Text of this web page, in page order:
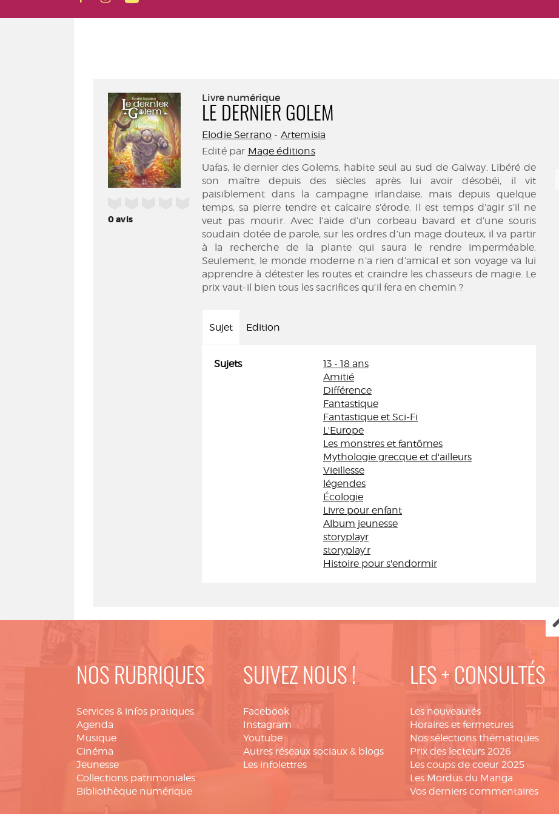
0avis
Livre numérique
LE DERNIER GOLEM
Elodie Serrano - Artemisia
Edité par Mage éditions
Uafas, le dernier des Golems, habite seul au sud de Galway. Libéré de
son maître depuis des siècles après lui avoir désobéi, il vit
paisiblement dans la campagne irlandaise, mais depuis quelque
temps, sa pierre tendre et calcaire s’érode. Il est temps d’agir s’il ne
veut pas mourir. Avec l’aide d’un corbeau bavard et d’une souris
soudain dotée de parole, sur les ordres d’un mage douteux, il va partir
à la recherche de la plante qui saura le rendre imperméable.
Seulement, le monde moderne n’a rien d’amical et son voyage va lui
apprendre à détester les routes et craindre les chasseurs de magie. Le
prix vaut-il bien tous les sacrifices qu’il fera en chemin ?
Sujet Edition
Sujets
13 - 18 ans
Amitié
Différence
Fantastique
Fantastique et Sci-Fi
L'Europe
Les monstres et fantômes
Mythologie grecque et d'ailleurs
Vieillesse
légendes
Écologie
Livre pour enfant
Album jeunesse
storyplayr
storyplay'r
Histoire pour s'endormir
NOS RUBRIQUES
Services & infos pratiques
Agenda
Musique
Cinéma
Jeunesse
Collections patrimoniales
Bibliothèque numérique
SUIVEZ NOUS !
Facebook
Instagram
Youtube
Autres réseaux sociaux & blogs
Les infolettres
LES + CONSULTÉS
Les nouveautés
Horaires et fermetures
Nos sélections thématiques
Prix des lecteurs 2026
Les coups de coeur 2025
Les Mordus du Manga
Vos derniers commentaires